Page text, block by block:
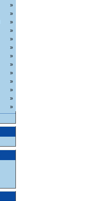
»
»
»
»
»
»
»
»
»
»
»
»
»